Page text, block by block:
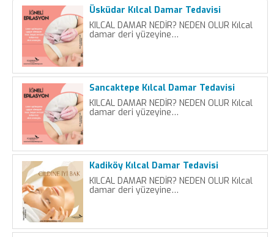
Üsküdar Kılcal Damar Tedavisi
KILCAL DAMAR NEDİR? NEDEN OLUR Kılcal
damar deri yüzeyine…
Sancaktepe Kılcal Damar Tedavisi
KILCAL DAMAR NEDİR? NEDEN OLUR Kılcal
damar deri yüzeyine…
Kadiköy Kılcal Damar Tedavisi
KILCAL DAMAR NEDİR? NEDEN OLUR Kılcal
damar deri yüzeyine…